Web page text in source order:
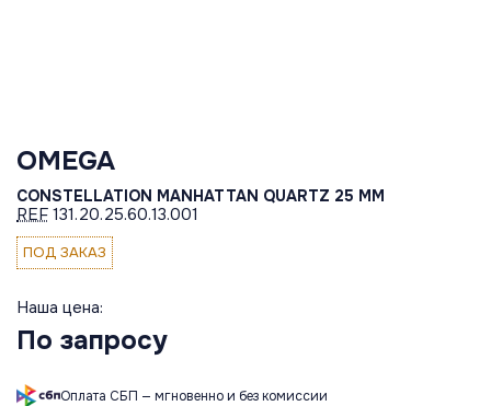
OMEGA
CONSTELLATION MANHATTAN QUARTZ 25 MM
REF 131.20.25.60.13.001
ПОД ЗАКАЗ
Наша цена:
По запросу
Оплата СБП — мгновенно и без комиссии